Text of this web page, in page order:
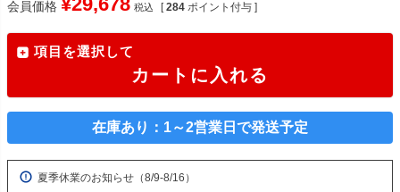
会員価格 税込 [ 284 ポイント付与 ]
項目を選択して
カートに入れる
在庫あり：1～2営業日で発送予定
夏季休業のお知らせ（8/9-8/16）